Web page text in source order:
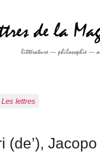
Les lettres
(de’), Jacopo